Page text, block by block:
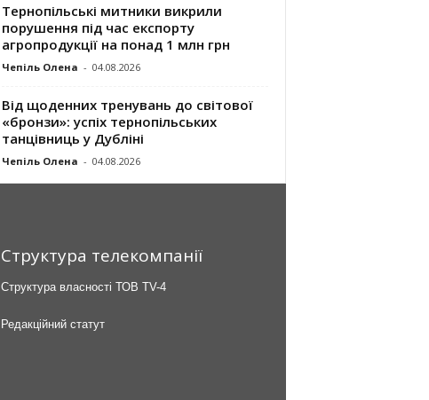
Тернопільські митники викрили
порушення під час експорту
агропродукції на понад 1 млн грн
Чепіль Олена - 04.08.2026
Від щоденних тренувань до світової
«бронзи»: успіх тернопільських
танцівниць у Дубліні
Чепіль Олена - 04.08.2026
Структура телекомпанії
Структура власності ТОВ TV-4
Редакційний статут